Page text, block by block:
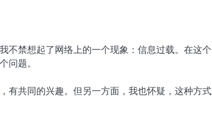
不禁想起了网络上的一个现象：信息过载。在这
问题。
有共同的兴趣。但另一方面，我也怀疑，这种方